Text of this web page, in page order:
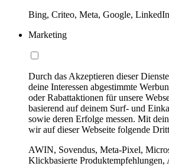
Bing, Criteo, Meta, Google,
Marketing
Durch das Akzeptieren dieser
deine Interessen abgestimmte
oder Rabattaktionen für unsere
basierend auf deinem Surf- und
sowie deren Erfolge messen. Mit
wir auf dieser Webseite folgende
AWIN, Sovendus, Meta-Pixel,
Klickbasierte Produktempfehlungen,